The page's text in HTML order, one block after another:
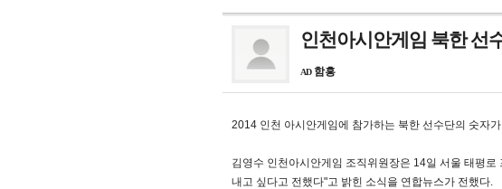
인천아시안게임 북한 선
AD 함흥
2014 인천 아시안게임에 참가하는 북한 선수단의 숫자
김영수 인천아시안게임 조직위원장은 14일 서울 태평
내고 싶다고 전했다"고 밝힌 소식을 연합뉴스가 전했다.